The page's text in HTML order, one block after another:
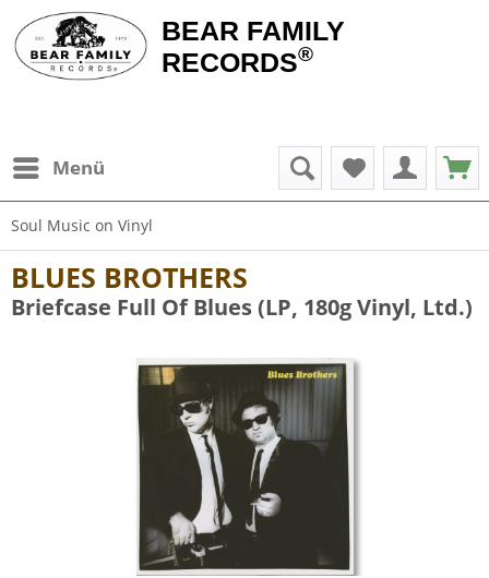
BEAR FAMILY
RECORDS®
Menü
Soul Music on Vinyl
BLUES BROTHERS
Briefcase Full Of Blues (LP, 180g Vinyl, Ltd.)